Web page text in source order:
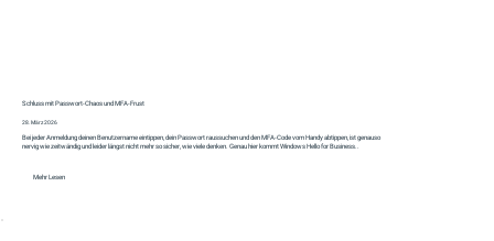
Schluss mit Passwort-Chaos und MFA-Frust
28. März 2026
Bei jeder Anmeldung deinen Benutzername eintippen, dein Passwort raussuchen und den MFA-Code vom Handy abtippen, ist genauso
nervig wie zeitwändig und leider längst nicht mehr so sicher, wie viele denken. Genau hier kommt Windows Hello for Business..
Mehr Lesen